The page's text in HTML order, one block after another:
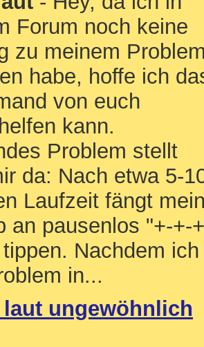
Forum noch keine
zu meinem
habe, hoffe ich
von euch
kann.
Problem stellt
da: Nach etwa 5-
Laufzeit fängt
an pausenlos "+-+-
Nachdem ich
in...
laut ungewöhnlich